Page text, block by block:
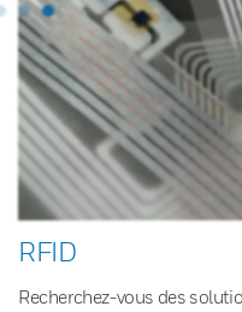
RFID
Recherchez-vous des